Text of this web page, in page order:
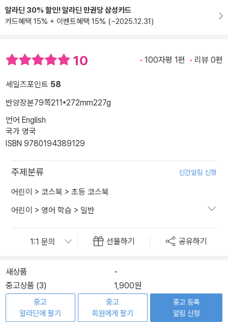
알라딘 30% 할인! 알라딘 만권당 삼성카드
카드혜택 15% + 이벤트혜택 15% (~2025.12.31)
10 100자평 1편 리뷰 0편
세일즈포인트 58
반양장본79쪽211*272mm227g
언어 English
국가 영국
ISBN 9780194389129
주제분류 신간알림 신청
어린이 > 코스북 > 초등 코스북
어린이 > 영어 학습 > 일반
선물하기 공유하기
새상품
-
중고상품 (3)
1,900원
중고
알라딘에 팔기
중고
회원에게 팔기
중고 등록
알림 신청